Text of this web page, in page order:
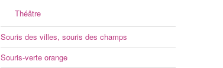
Théâtre
Souris des villes, souris des champs
Souris-verte orange